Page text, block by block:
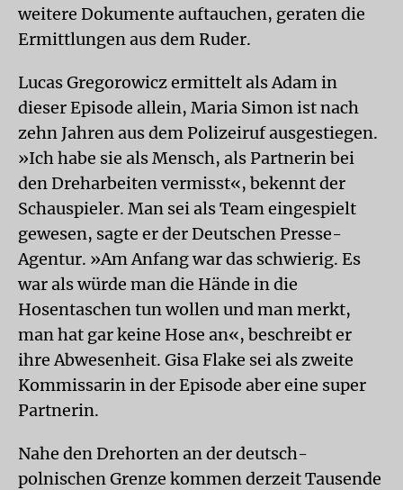
weitere Dokumente auftauchen, geraten die
Ermittlungen aus dem Ruder.
Lucas Gregorowicz ermittelt als Adam in
dieser Episode allein, Maria Simon ist nach
zehn Jahren aus dem Polizeiruf ausgestiegen.
»Ich habe sie als Mensch, als Partnerin bei
den Dreharbeiten vermisst«, bekennt der
Schauspieler. Man sei als Team eingespielt
gewesen, sagte er der Deutschen Presse-
Agentur. »Am Anfang war das schwierig. Es
war als würde man die Hände in die
Hosentaschen tun wollen und man merkt,
man hat gar keine Hose an«, beschreibt er
ihre Abwesenheit. Gisa Flake sei als zweite
Kommissarin in der Episode aber eine super
Partnerin.
Nahe den Drehorten an der deutsch-
polnischen Grenze kommen derzeit Tausende